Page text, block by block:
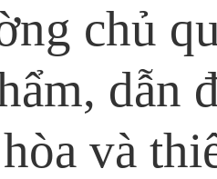
chủ
dẫn
và